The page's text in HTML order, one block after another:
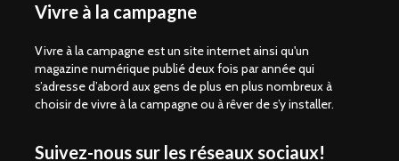
Vivre à la campagne
Vivre à la campagne est un site internet ainsi qu'un
magazine numérique publié deux fois par année qui
s’adresse d’abord aux gens de plus en plus nombreux à
choisir de vivre à la campagne ou à rêver de s’y installer.
Suivez-nous sur les réseaux sociaux!